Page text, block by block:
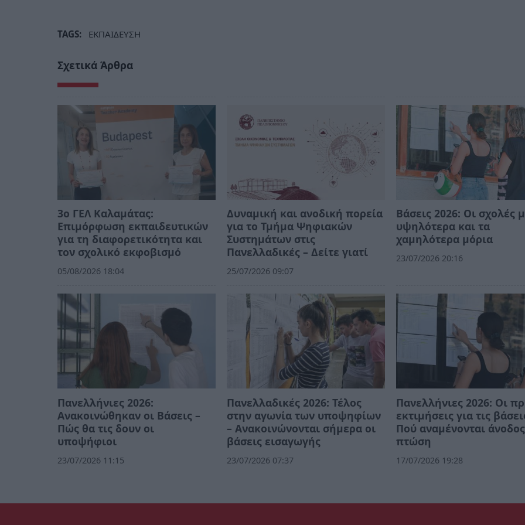
TAGS: ΕΚΠΑΙΔΕΥΣΗ
Σχετικά Άρθρα
3ο ΓΕΛ Καλαμάτας:
Επιμόρφωση εκπαιδευτικών
για τη διαφορετικότητα και
τον σχολικό εκφοβισμό
05/08/2026 18:04
Δυναμική και ανοδική πορεία
για το Τμήμα Ψηφιακών
Συστημάτων στις
Πανελλαδικές – Δείτε γιατί
25/07/2026 09:07
Βάσεις 2026: Οι σχολές
υψηλότερα και τα
χαμηλότερα μόρια
23/07/2026 20:16
Πανελλήνιες 2026:
Ανακοινώθηκαν οι Βάσεις –
Πώς θα τις δουν οι
υποψήφιοι
23/07/2026 11:15
Πανελλαδικές 2026: Τέλος
στην αγωνία των υποψηφίων
– Ανακοινώνονται σήμερα οι
βάσεις εισαγωγής
23/07/2026 07:37
Πανελλήνιες 2026: Οι
εκτιμήσεις για τις
Πού αναμένονται
πτώση
17/07/2026 19:28